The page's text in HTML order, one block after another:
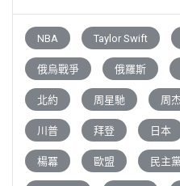
NBA Taylor Swift
俄烏戰爭 俄羅斯
北約 周星馳 周
川普 拜登 日本
楊冪 歐盟 民主黨